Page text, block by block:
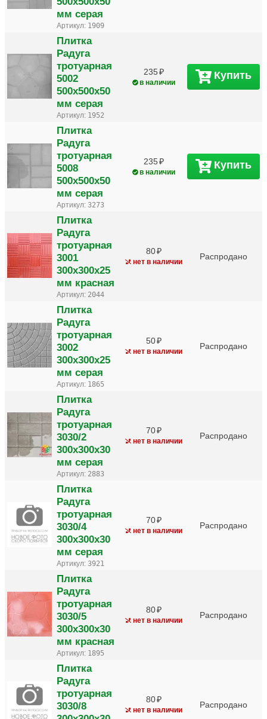
мм серая
Артикул: 1909
Плитка
Радуга
тротуарная
5002
500х500х50
мм серая
Артикул: 1952
235
в наличии
Купить
Плитка
Радуга
тротуарная
5008
500х500х50
мм серая
Артикул: 3273
235
в наличии
Купить
Плитка
Радуга
тротуарная
3001
300х300х25
мм красная
Артикул: 2044
80
нет в наличии
Распродано
Плитка
Радуга
тротуарная
3002
300х300х25
мм серая
Артикул: 1865
50
нет в наличии
Распродано
Плитка
Радуга
тротуарная
3030/2
300х300х30
мм серая
Артикул: 2883
70
нет в наличии
Распродано
Плитка
Радуга
тротуарная
3030/4
300х300х30
мм серая
Артикул: 3921
70
нет в наличии
Распродано
Плитка
Радуга
тротуарная
3030/5
300х300х30
мм красная
Артикул: 1895
80
нет в наличии
Распродано
Плитка
Радуга
тротуарная
3030/8
80
нет в наличии
Распродано